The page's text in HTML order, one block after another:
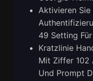
Aktivieren
49 Setting
Kratzlinie
Mit Ziffer 102
Und Prompt